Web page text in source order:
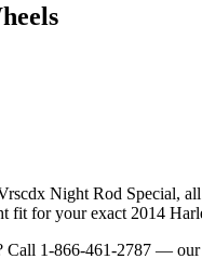
Night Rod Special,
fit for your exact 2014
Call 1-866-461-2787 — our